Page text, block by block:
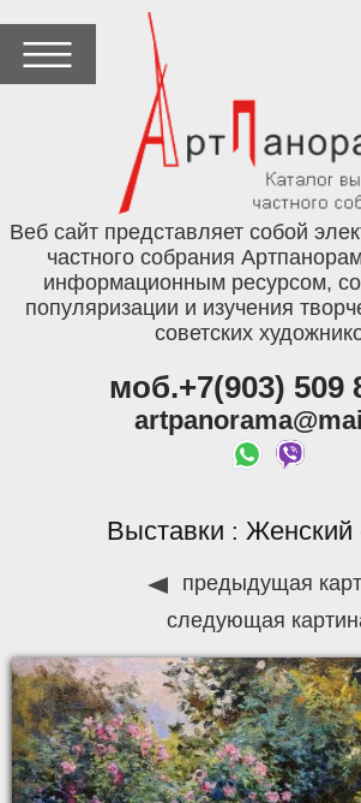
Веб сайт представляет собой
частного собрания
информационным ресурсом,
популяризации и изучения
советских
моб.+7(903) 509
Выставки : Женский
предыдущая
следующая